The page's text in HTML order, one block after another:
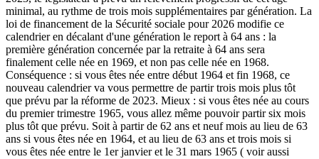
minimal, au rythme de trois mois supplémentaires par génération. La
loi de financement de la Sécurité sociale pour 2026 modifie ce
calendrier en décalant d'une génération le report à 64 ans : la
première génération concernée par la retraite à 64 ans sera
finalement celle née en 1969, et non pas celle née en 1968.
Conséquence : si vous êtes née entre début 1964 et fin 1968, ce
nouveau calendrier va vous permettre de partir trois mois plus tôt
que prévu par la réforme de 2023. Mieux : si vous êtes née au cours
du premier trimestre 1965, vous allez même pouvoir partir six mois
plus tôt que prévu. Soit à partir de 62 ans et neuf mois au lieu de 63
ans si vous êtes née en 1964, et au lieu de 63 ans et trois mois si
vous êtes née entre le 1er janvier et le 31 mars 1965 ( voir aussi